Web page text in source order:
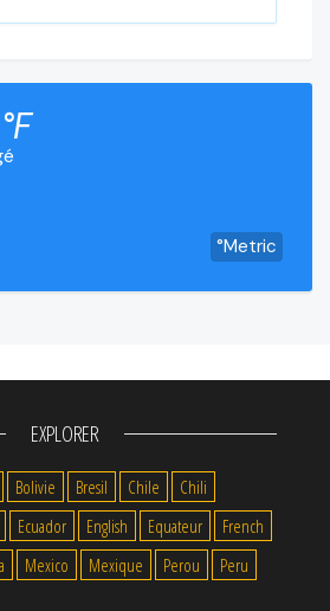
°F
°Metric
EXPLORER
Bolivie Bresil Chile
Chili
Ecuador English Equateur
French
Mexico Mexique Perou Peru